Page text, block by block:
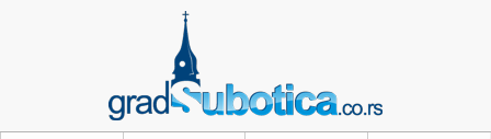
Privacy & Cookies Policy